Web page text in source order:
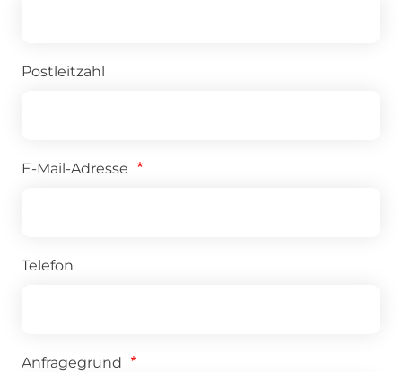
Postleitzahl
E-Mail-Adresse
Telefon
Anfragegrund